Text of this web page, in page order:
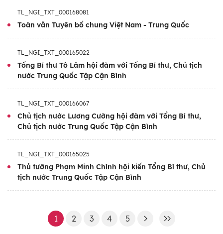
Tổng Bí thư, Chủ tịch Trung Quốc Tập Cận
Bình lần này là sự kiện chính trị đối ngoại
quan trọng của hai Đảng, hai nước, có ý
nghĩa chiến lược, tác động lâu dài đến sự
phát triển của quan hệ Việt-Trung trong bối
cảnh hai nước đều đang bước vào kỷ nguyên
Chuyến thăm lần này góp phần thúc đẩy và
làm sâu sắc hơn khuôn khổ quan hệ Đối tác
Quốc, Cộng đồng chia sẻ tương lai Việt
Nam-Trung Quốc có ý nghĩa chiến lược, đưa
quan hệ hai nước phát triển lên một tầm cao
TL_NGI_TXT_000168081
Toàn văn Tuyên bố chung Việt Nam - Trung Quốc
TL_NGI_TXT_000165022
Tổng Bí thư Tô Lâm hội đàm với Tổng Bí thư, Chủ tịch
nước Trung Quốc Tập Cận Bình
TL_NGI_TXT_000166067
Chủ tịch nước Lương Cường hội đàm với Tổng Bí thư,
Chủ tịch nước Trung Quốc Tập Cận Bình
TL_NGI_TXT_000165025
Thủ tướng Phạm Minh Chính hội kiến Tổng Bí thư, Chủ
tịch nước Trung Quốc Tập Cận Bình
1 2 3 4 5